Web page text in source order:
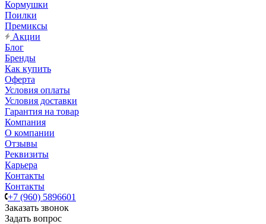
Кормушки
Поилки
Премиксы
Акции
Блог
Бренды
Как купить
Оферта
Условия оплаты
Условия доставки
Гарантия на товар
Компания
О компании
Отзывы
Реквизиты
Карьера
Контакты
Контакты
+7 (960) 5896601
Заказать звонок
Задать вопрос